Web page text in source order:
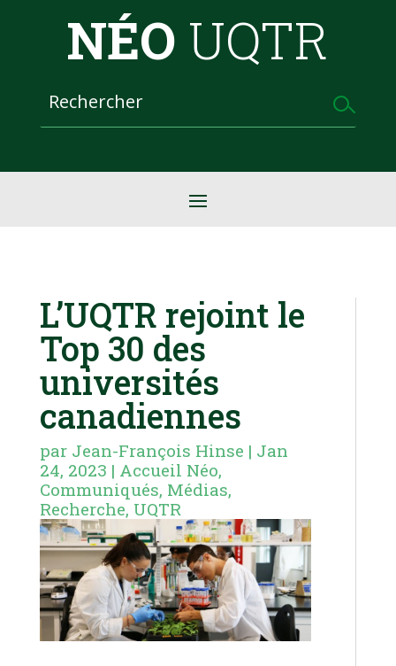
NÉO UQTR
L’UQTR rejoint le
Top 30 des
universités
canadiennes
par Jean-François Hinse | Jan
24, 2023 | Accueil Néo,
Communiqués, Médias,
Recherche, UQTR